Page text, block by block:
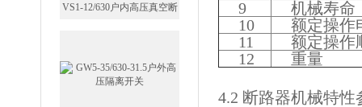
VS1-12/630户内高压真空断
9
机械寿命
10
额定操作
11
额定操作
12
重量
4.2 断路器机械特性